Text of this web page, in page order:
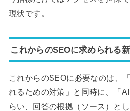
現状です。
これからのSEOに求められる
これからのSEOに必要なのは、
れるための対策」と同時に、「
らい、回答の根拠（ソース）と